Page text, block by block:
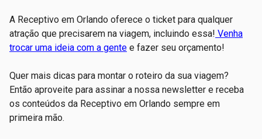
A Receptivo em Orlando oferece o ticket para qualquer
atração que precisarem na viagem, incluindo essa! Venha
trocar uma ideia com a gente e fazer seu orçamento!
Quer mais dicas para montar o roteiro da sua viagem?
Então aproveite para assinar a nossa newsletter e receba
os conteúdos da Receptivo em Orlando sempre em
primeira mão.